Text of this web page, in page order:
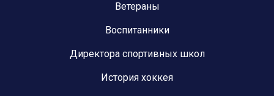
Ветераны
Воспитанники
Директора спортивных школ
История хоккея